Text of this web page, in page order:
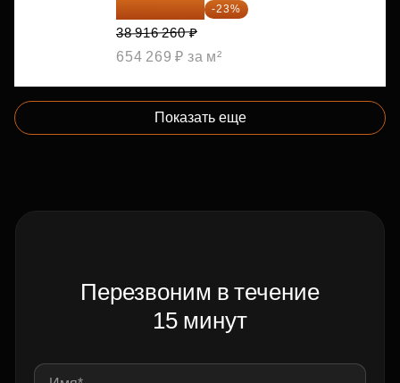
29 965 520 ₽ -23%
38 916 260 ₽
654 269 ₽ за м²
Показать еще
Перезвоним в течение
15 минут